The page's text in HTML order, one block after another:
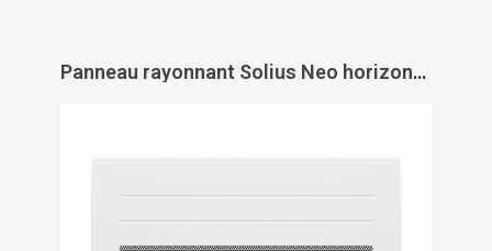
Panneau rayonnant Solius Neo horizontal - ATLANTIC